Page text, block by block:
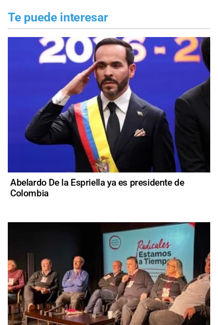
Te puede interesar
Abelardo De la Espriella ya es presidente de
Colombia